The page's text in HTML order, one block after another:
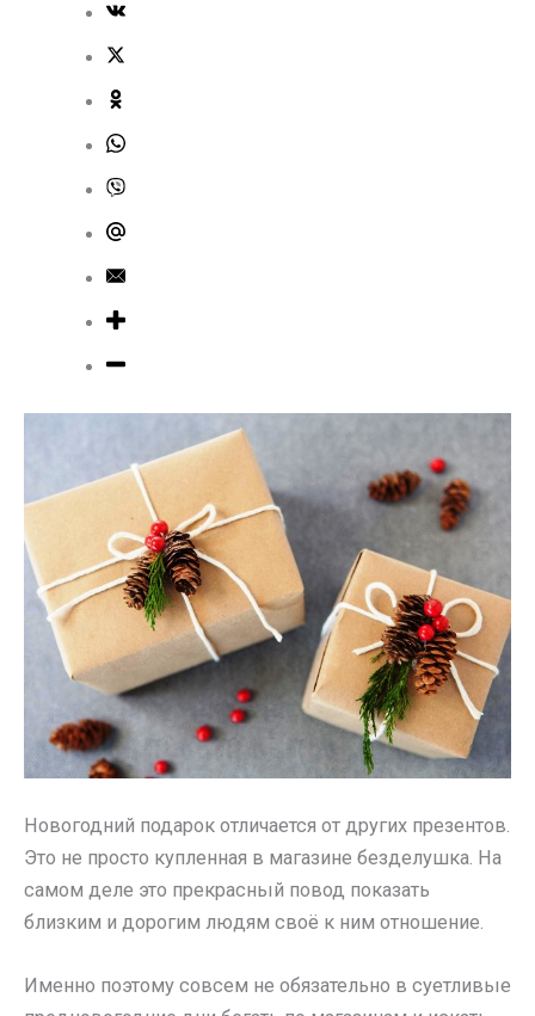
Новогодний подарок отличается от других презентов.
Это не просто купленная в магазине безделушка. На
самом деле это прекрасный повод показать
близким и дорогим людям своё к ним отношение.
Именно поэтому совсем не обязательно в суетливые